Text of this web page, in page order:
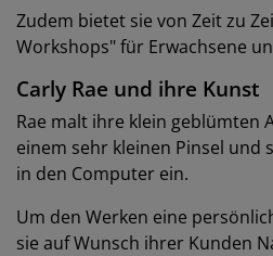
Zudem bietet sie von Zeit zu
Workshops" für Erwachsene
Carly Rae und ihre Kunst
Rae malt ihre klein geblümten
einem sehr kleinen Pinsel und
in den Computer ein.
Um den Werken eine
sie auf Wunsch ihrer Kunden